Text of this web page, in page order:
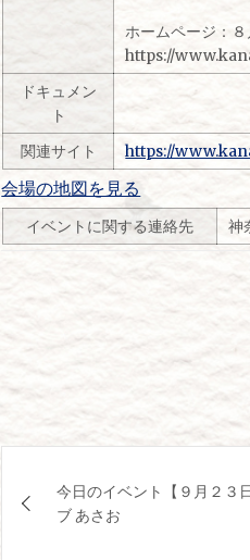
ホームページ：８
https://
ドキュメン
ト
関連サイト
https://
会場の地図を見る
イベントに関する連絡先 神
稿
今日のイベント【９月２３
ブ あさお